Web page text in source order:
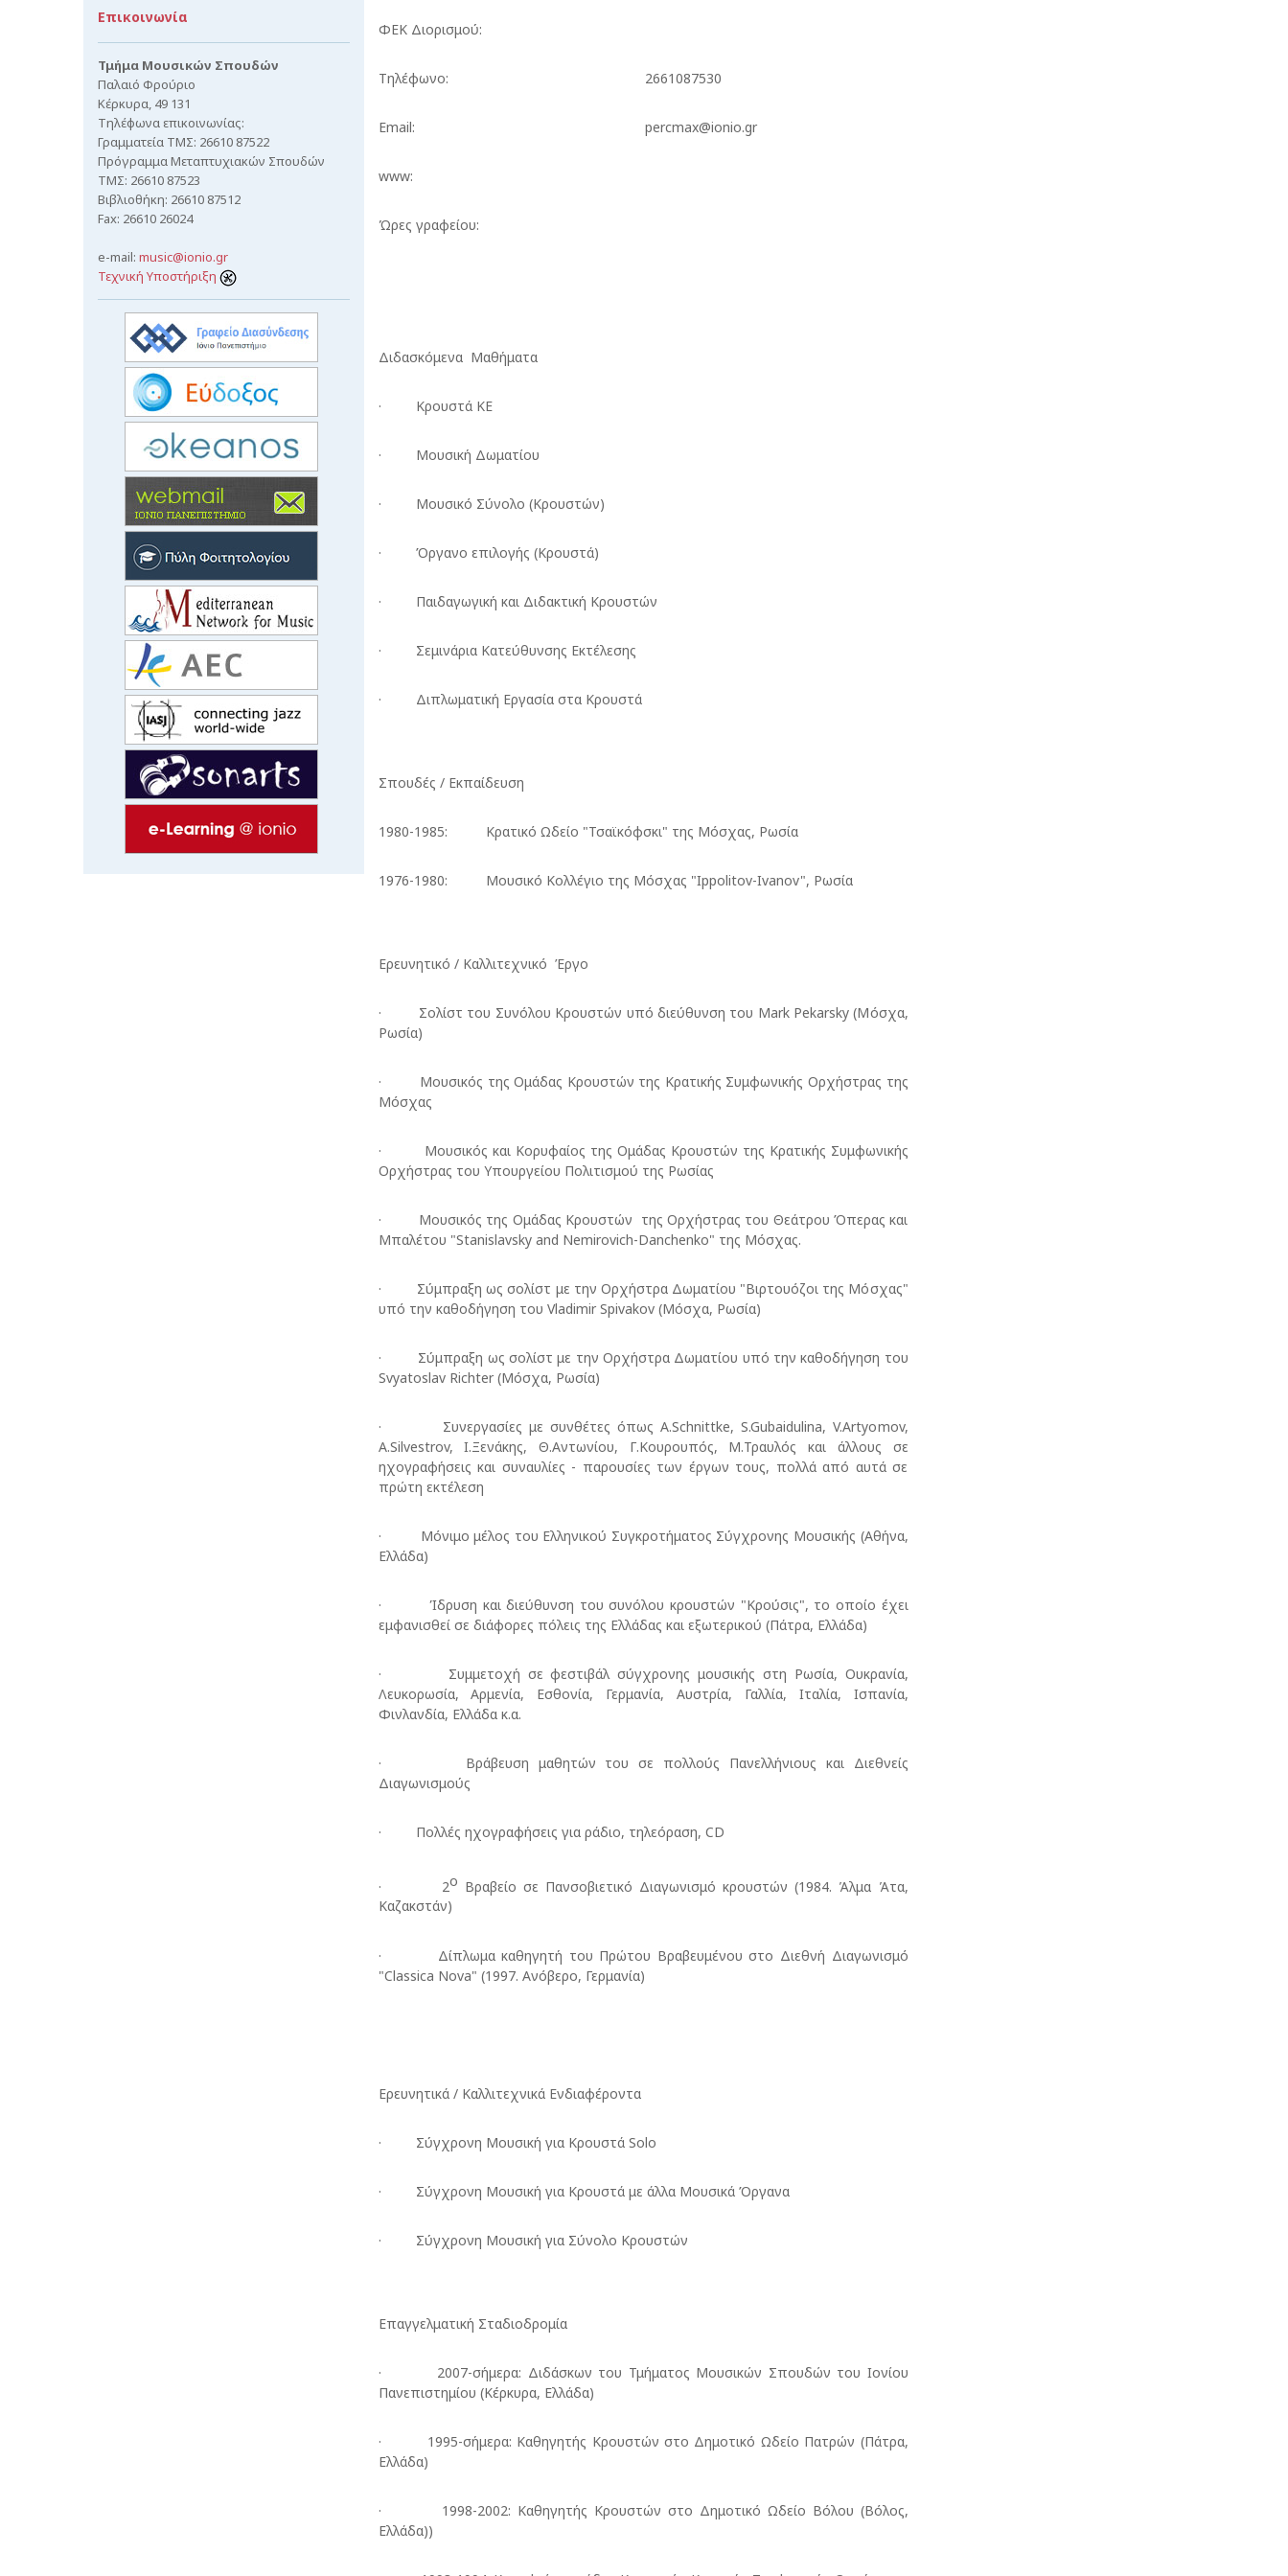
ΦΕΚ Διορισμού:
Τηλέφωνο: 2661087530
Email: percmax@ionio.gr
www:
Ώρες γραφείου:
Διδασκόμενα Μαθήματα
· Κρουστά ΚΕ
· Μουσική Δωματίου
· Μουσικό Σύνολο (Κρουστών)
· Όργανο επιλογής (Κρουστά)
· Παιδαγωγική και Διδακτική Κρουστών
· Σεμινάρια Κατεύθυνσης Εκτέλεσης
· Διπλωματική Εργασία στα Κρουστά
Σπουδές / Εκπαίδευση
1980-1985: Κρατικό Ωδείο "Τσαϊκόφσκι" της Μόσχας, Ρωσία
1976-1980: Μουσικό Κολλέγιο της Μόσχας "Ippolitov-Ivanov", Ρωσία
Ερευνητικό / Καλλιτεχνικό Έργο
· Σολίστ του Συνόλου Κρουστών υπό διεύθυνση του Mark Pekarsky (Μόσχα,
Ρωσία)
· Μουσικός της Ομάδας Κρουστών της Κρατικής Συμφωνικής Ορχήστρας της
Μόσχας
· Μουσικός και Κορυφαίος της Ομάδας Κρουστών της Κρατικής Συμφωνικής
Ορχήστρας του Υπουργείου Πολιτισμού της Ρωσίας
· Μουσικός της Ομάδας Κρουστών της Ορχήστρας του Θεάτρου Όπερας και
Μπαλέτου "Stanislavsky and Nemirovich-Danchenko" της Μόσχας.
· Σύμπραξη ως σολίστ με την Ορχήστρα Δωματίου "Βιρτουόζοι της Μόσχας"
υπό την καθοδήγηση του Vladimir Spivakov (Μόσχα, Ρωσία)
· Σύμπραξη ως σολίστ με την Ορχήστρα Δωματίου υπό την καθοδήγηση του
Svyatoslav Richter (Μόσχα, Ρωσία)
· Συνεργασίες με συνθέτες όπως A.Schnittke, S.Gubaidulina, V.Artyomov,
A.Silvestrov, Ι.Ξενάκης, Θ.Αντωνίου, Γ.Κουρουπός, Μ.Τραυλός και άλλους σε
ηχογραφήσεις και συναυλίες - παρουσίες των έργων τους, πολλά από αυτά σε
πρώτη εκτέλεση
· Μόνιμο μέλος του Ελληνικού Συγκροτήματος Σύγχρονης Μουσικής (Αθήνα,
Ελλάδα)
· Ίδρυση και διεύθυνση του συνόλου κρουστών "Κρούσις", το οποίο έχει
εμφανισθεί σε διάφορες πόλεις της Ελλάδας και εξωτερικού (Πάτρα, Ελλάδα)
· Συμμετοχή σε φεστιβάλ σύγχρονης μουσικής στη Ρωσία, Ουκρανία,
Λευκορωσία, Αρμενία, Εσθονία, Γερμανία, Αυστρία, Γαλλία, Ιταλία, Ισπανία,
Φινλανδία, Ελλάδα κ.α.
· Βράβευση μαθητών του σε πολλούς Πανελλήνιους και Διεθνείς
Διαγωνισμούς
· Πολλές ηχογραφήσεις για ράδιο, τηλεόραση, CD
· 2ο Βραβείο σε Πανσοβιετικό Διαγωνισμό κρουστών (1984. Άλμα Άτα,
Καζακστάν)
· Δίπλωμα καθηγητή του Πρώτου Βραβευμένου στο Διεθνή Διαγωνισμό
"Classica Nova" (1997. Ανόβερο, Γερμανία)
Ερευνητικά / Καλλιτεχνικά Ενδιαφέροντα
· Σύγχρονη Μουσική για Κρουστά Solo
· Σύγχρονη Μουσική για Κρουστά με άλλα Μουσικά Όργανα
· Σύγχρονη Μουσική για Σύνολο Κρουστών
Επαγγελματική Σταδιοδρομία
· 2007-σήμερα: Διδάσκων του Τμήματος Μουσικών Σπουδών του Ιονίου
Πανεπιστημίου (Κέρκυρα, Ελλάδα)
· 1995-σήμερα: Καθηγητής Κρουστών στο Δημοτικό Ωδείο Πατρών (Πάτρα,
Ελλάδα)
· 1998-2002: Καθηγητής Κρουστών στο Δημοτικό Ωδείο Βόλου (Βόλος,
Ελλάδα))
Επικοινωνία
Τμήμα Μουσικών Σπουδών
Παλαιό Φρούριο
Κέρκυρα, 49 131
Τηλέφωνα επικοινωνίας:
Γραμματεία ΤΜΣ: 26610 87522
Πρόγραμμα Μεταπτυχιακών Σπουδών
ΤΜΣ: 26610 87523
Βιβλιοθήκη: 26610 87512
Fax: 26610 26024
e-mail: music@ionio.gr
Τεχνική Υποστήριξη